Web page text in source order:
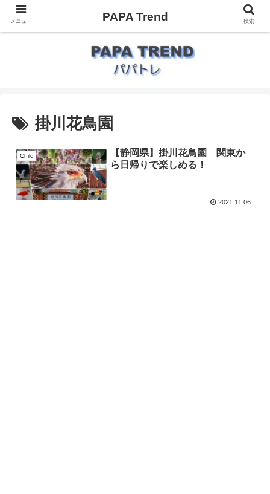
掛川花鳥園
Child
【静岡県】掛川花鳥園 関東か
ら日帰りで楽しめる！
2021.11.06
メニュー PAPA Trend 検索